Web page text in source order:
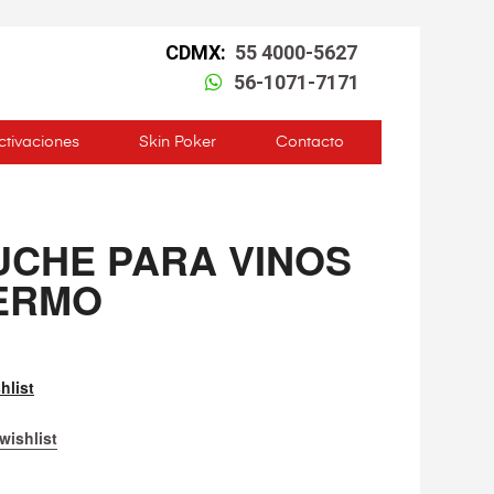
CDMX: 55 4000-5627
56-1071-7171
Skin Poker Contacto
PARA VINOS